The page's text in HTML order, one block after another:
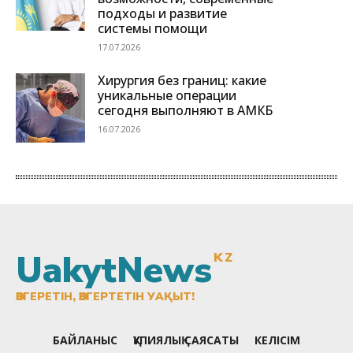
UakytNewsKZ
ӨЗГЕРЕТІН, ӨЗГЕРТЕТІН УАҚЫТ!
БАЙЛАНЫС ҚҰПИЯЛЫҚ САЯСАТЫ КЕЛІСІМ